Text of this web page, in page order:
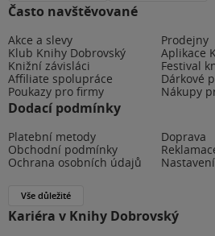
Často navštěvované
Akce a slevy
Prodejny
Klub Knihy Dobrovský
Aplikace
Knižní závisláci
Festival
Affiliate spolupráce
Dárkové
Poukazy pro firmy
Nákupy
Dodací podmínky
Platební metody
Doprava
Obchodní podmínky
Ochrana osobních údajů
Vše důležité
Kariéra v Knihy Dobrovský